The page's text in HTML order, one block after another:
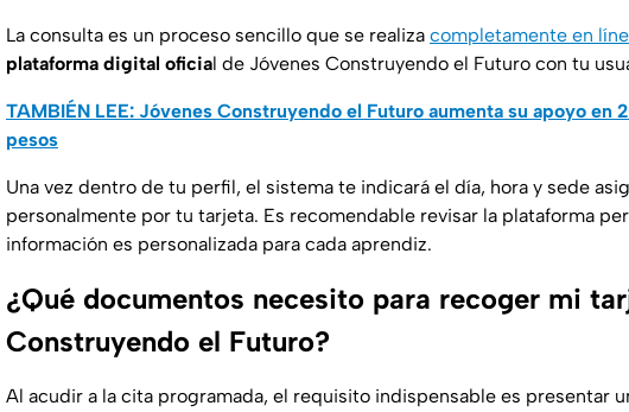
La consulta es un proceso sencillo que se realiza completamente en
plataforma digital oficial de Jóvenes Construyendo el Futuro con tu
TAMBIÉN LEE: Jóvenes Construyendo el Futuro aumenta su apoyo en
pesos
Una vez dentro de tu perfil, el sistema te indicará el día, hora y sede
personalmente por tu tarjeta. Es recomendable revisar la plataforma
información es personalizada para cada aprendiz.
¿Qué documentos necesito para recoger mi
Construyendo el Futuro?
Al acudir a la cita programada, el requisito indispensable es presentar